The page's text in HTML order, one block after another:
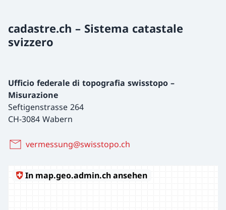
cadastre.ch – Sistema catastale
svizzero
Ufficio federale di topografia swisstopo –
Misurazione
Seftigenstrasse 264
CH-3084 Wabern
vermessung@swisstopo.ch